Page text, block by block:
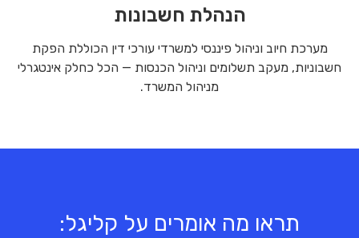
הנהלת חשבונות
מערכת חיוב וניהול פיננסי למשרדי עורכי דין הכוללת הפקת
חשבוניות, מעקב תשלומים וניהול הכנסות — הכל כחלק אינטגרלי
מניהול המשרד.
תראו מה אומרים על קליגל: